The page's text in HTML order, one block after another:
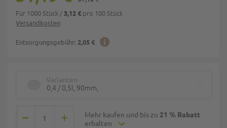
Versandkosten
Entsorgungsgebühr: 2,05 €
Für 1000 Stück /3,12 € pro 100 Stück
Varianten
0,4 / 0,5l, 90mm,
Mehr kaufen und bis zu 21 % Rabatt
erhalten